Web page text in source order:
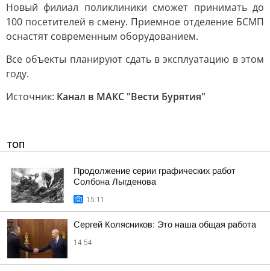
Новый филиал поликлиники сможет принимать до
100 посетителей в смену. Приемное отделение БСМП
оснастят современным оборудованием.
Все объекты планируют сдать в эксплуатацию в этом
году.
Источник: Канал в МАКС "Вести Бурятия"
ТОП
Продолжение серии графических работ
Солбона Лыгденова
15:11
Сергей Колясников: Это наша общая работа
14:54